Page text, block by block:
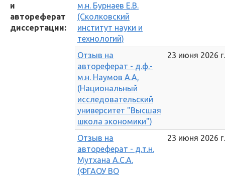
и
автореферат
диссертации:
м.н. Бурнаев Е.В.
(Сколковский
институт науки и
технологий)
Отзыв на
автореферат - д.ф.-
м.н. Наумов А.А,
(Национальный
исследовательский
университет "Высшая
школа экономики")
23 июня 2026 г.
Отзыв на
автореферат - д.т.н.
Мутхана А.С.А.
(ФГАОУ ВО
23 июня 2026 г.